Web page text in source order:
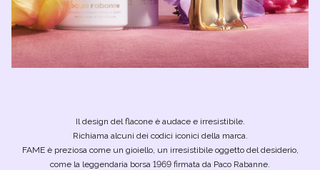
Il design del flacone è audace e irresistibile.
Richiama alcuni dei codici iconici della marca.
FAME è preziosa come un gioiello, un irresistibile oggetto del desiderio,
come la leggendaria borsa 1969 firmata da Paco Rabanne.